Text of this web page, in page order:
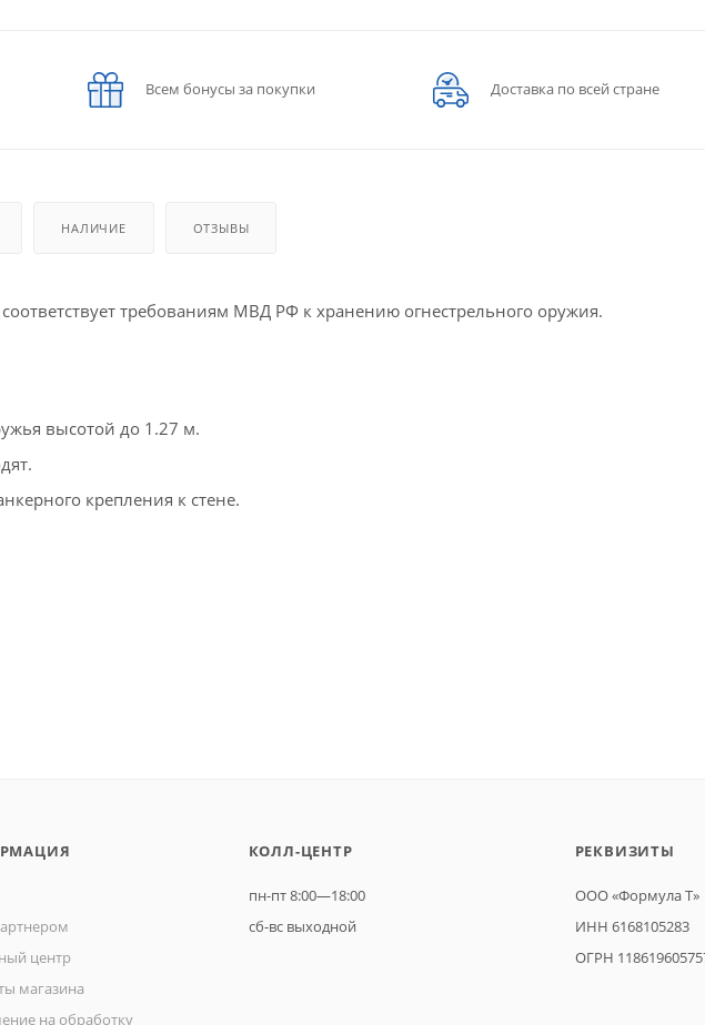
Всем бонусы за покупки Доставка по всей стране
НАЛИЧИЕ ОТЗЫВЫ
требованиям МВД РФ к хранению огнестрельного оружия.
высотой до 1.27 м.
крепления к стене.
центр
магазина
на обработку
КОЛЛ-ЦЕНТР
пн-пт 8:00—18:00
сб-вс выходной
РЕКВИЗИТЫ
ООО «Формула Т»
ИНН 6168105283
ОГРН